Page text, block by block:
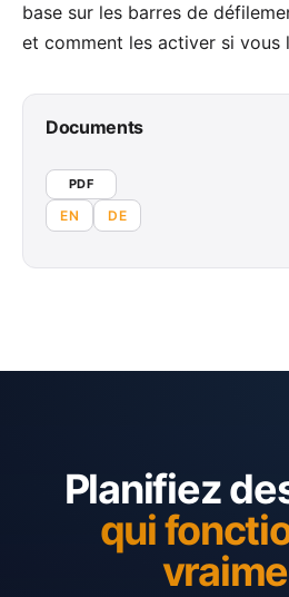
base sur les barres de
et comment les activer si vous
Documents
PDF
EN DE
Planifiez
qui